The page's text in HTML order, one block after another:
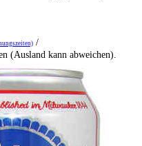
/
(Ausland kann abweichen).